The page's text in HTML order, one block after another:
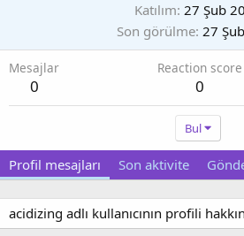
Katılım 27 Şub
Son görülme 27
Mesajlar
0
Reaction score
0
Bul
Profil mesajları Son aktivite
acidizing adlı kullanıcının profili